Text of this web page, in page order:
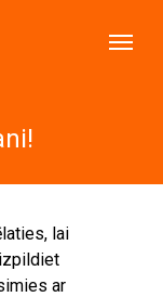
lai
ar